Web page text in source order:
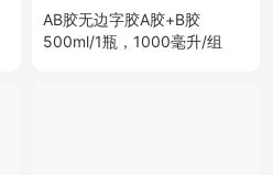
AB胶无边字胶A胶+B胶
500ml/1瓶，1000毫升/组